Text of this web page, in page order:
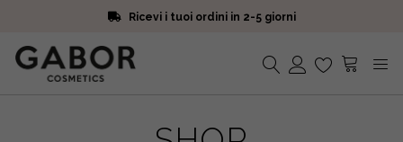
Ricevi i tuoi ordini in 2-5 giorni
Iscriviti alla Newsletter. 15% di sconto e spedizione gratuita
Ricevi i tuoi ordini in 2-5 giorni